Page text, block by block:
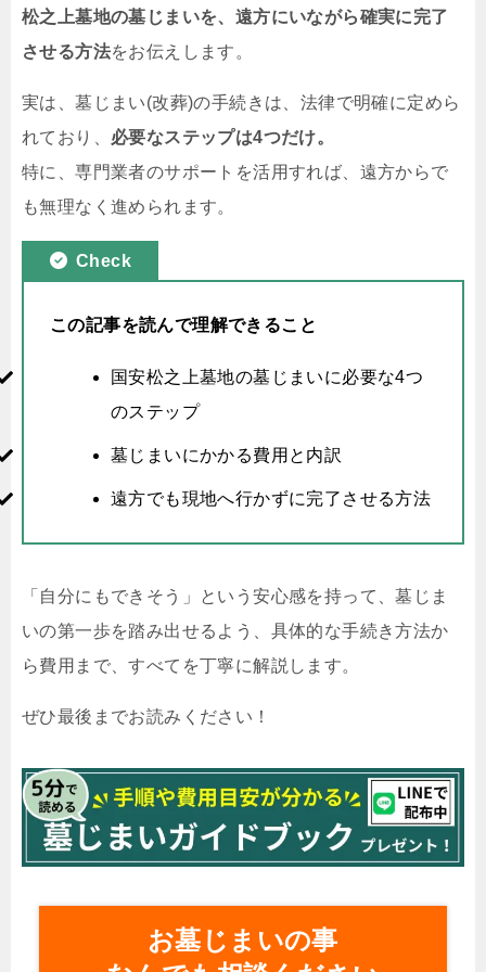
松之上墓地の墓じまいを、遠方にいながら確実に完了
させる方法をお伝えします。
実は、墓じまい(改葬)の手続きは、法律で明確に定めら
れており、 必要なステップは4つだけ。
特に、専門業者のサポートを活用すれば、遠方からで
も無理なく進められます。
Check
この記事を読んで理解できること
国安松之上墓地の墓じまいに必要な4つ
のステップ
墓じまいにかかる費用と内訳
遠方でも現地へ行かずに完了させる方法
「自分にもできそう」という安心感を持って、墓じま
いの第一歩を踏み出せるよう、具体的な手続き方法か
ら費用まで、すべてを丁寧に解説します。
ぜひ最後までお読みください！
お墓じまいの事